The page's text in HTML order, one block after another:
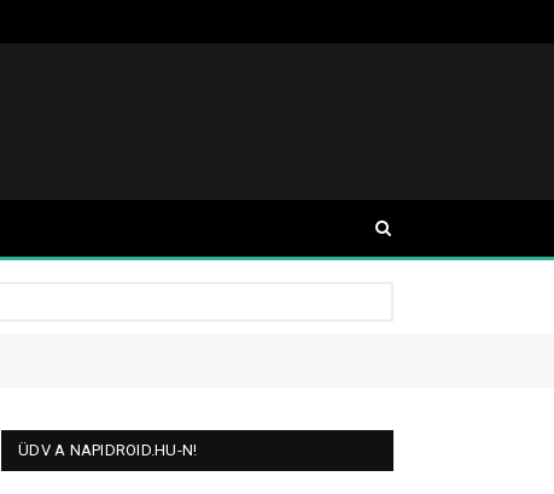
ÜDV A NAPIDROID.HU-N!